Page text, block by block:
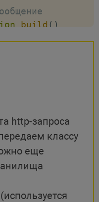
(
. errors
build ( )
письмо
представление
http-запроса
классу
еще
(используется